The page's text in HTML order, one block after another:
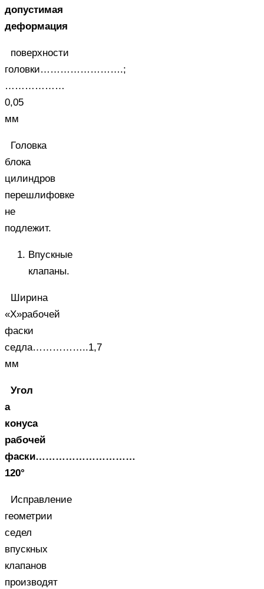
допустимая
деформация
поверхности
головки…………………….;
………………
0,05
мм
Головка
блока
цилиндров
перешлифовке
не
подлежит.
Впускные
клапаны.
Ширина
«X»рабочей
фаски
седла……………..1,7
мм
Угол
а
конуса
рабочей
фаски…………………………
120°
Исправление
геометрии
седел
впускных
клапанов
производят